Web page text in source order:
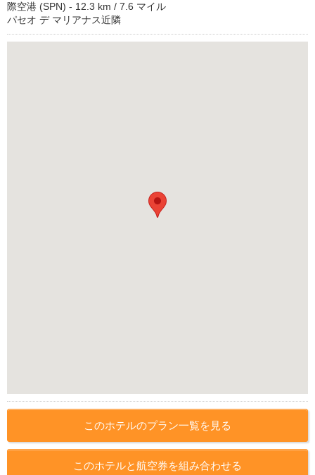
際空港 (SPN) - 12.3 km / 7.6 マイル
パセオ デ マリアナス近隣
このホテルのプラン一覧を見る
このホテルと航空券を組み合わせる